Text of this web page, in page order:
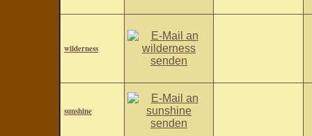
wilderness
sunshine